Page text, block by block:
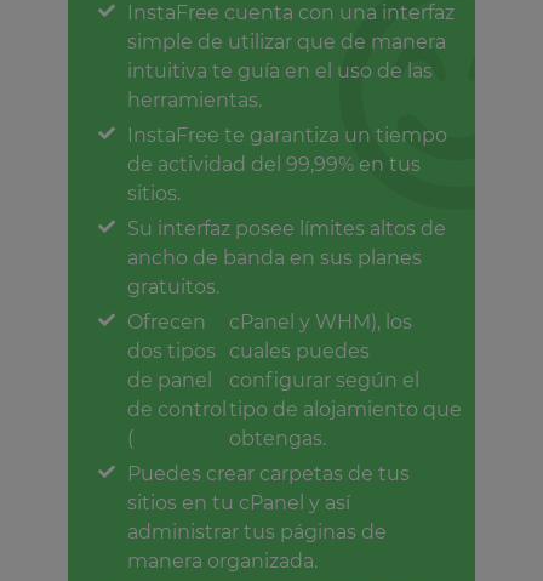
InstaFree cuenta con una interfaz
simple de utilizar que de manera
intuitiva te guía en el uso de las
herramientas.
InstaFree te garantiza un tiempo
de actividad del 99,99% en tus
sitios.
Su interfaz posee límites altos de
ancho de banda en sus planes
gratuitos.
Ofrecen
dos tipos
de panel
de control
(
cPanel y WHM), los
cuales puedes
configurar según el
tipo de alojamiento que
obtengas.
Puedes crear carpetas de tus
sitios en tu cPanel y así
administrar tus páginas de
manera organizada.